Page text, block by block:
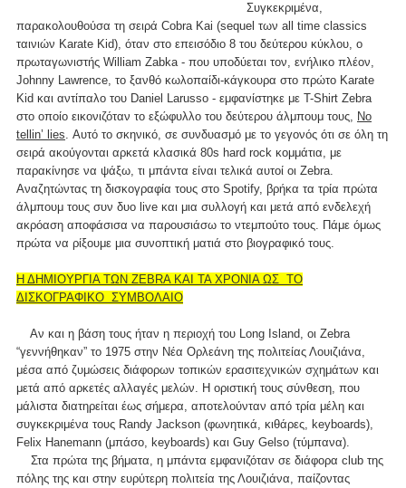
Συγκεκριμένα,
παρακολουθούσα τη σειρά Cobra Kai (sequel των all time classics
ταινιών Karate Kid), όταν στο επεισόδιο 8 του δεύτερου κύκλου, ο
πρωταγωνιστής William Zabka - που υποδύεται τον, ενήλικο πλέον,
Johnny Lawrence, το ξανθό κωλοπαίδι-κάγκουρα στο πρώτο Karate
Kid και αντίπαλο του Daniel Larusso - εμφανίστηκε με T-Shirt Zebra
στο οποίο εικονιζόταν το εξώφυλλο του δεύτερου άλμπουμ τους, No
tellin’ lies. Αυτό το σκηνικό, σε συνδυασμό με το γεγονός ότι σε όλη τη
σειρά ακούγονται αρκετά κλασικά 80s hard rock κομμάτια, με
παρακίνησε να ψάξω, τι μπάντα είναι τελικά αυτοί οι Zebra.
Αναζητώντας τη δισκογραφία τους στο Spotify, βρήκα τα τρία πρώτα
άλμπουμ τους συν δυο live και μια συλλογή και μετά από ενδελεχή
ακρόαση αποφάσισα να παρουσιάσω το ντεμπούτο τους. Πάμε όμως
πρώτα να ρίξουμε μια συνοπτική ματιά στο βιογραφικό τους.
Η ΔΗΜΙΟΥΡΓΙΑ ΤΩΝ ZEBRA ΚΑΙ ΤΑ ΧΡΟΝΙΑ ΩΣ ΤΟ
ΔΙΣΚΟΓΡΑΦΙΚΟ ΣΥΜΒΟΛΑΙΟ
Αν και η βάση τους ήταν η περιοχή του Long Island, οι Zebra
“γεννήθηκαν” το 1975 στην Νέα Ορλεάνη της πολιτείας Λουιζιάνα,
μέσα από ζυμώσεις διάφορων τοπικών ερασιτεχνικών σχημάτων και
μετά από αρκετές αλλαγές μελών. Η οριστική τους σύνθεση, που
μάλιστα διατηρείται έως σήμερα, αποτελούνταν από τρία μέλη και
συγκεκριμένα τους Randy Jackson (φωνητικά, κιθάρες, keyboards),
Felix Hanemann (μπάσο, keyboards) και Guy Gelso (τύμπανα).
Στα πρώτα της βήματα, η μπάντα εμφανιζόταν σε διάφορα club της
πόλης της και στην ευρύτερη πολιτεία της Λουιζιάνα, παίζοντας